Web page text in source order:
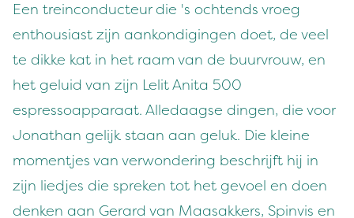
Een treinconducteur die 's ochtends vroeg
enthousiast zijn aankondigingen doet, de veel
te dikke kat in het raam van de buurvrouw, en
het geluid van zijn Lelit Anita 500
espressoapparaat. Alledaagse dingen, die voor
Jonathan gelijk staan aan geluk. Die kleine
momentjes van verwondering beschrijft hij in
zijn liedjes die spreken tot het gevoel en doen
denken aan Gerard van Maasakkers, Spinvis en